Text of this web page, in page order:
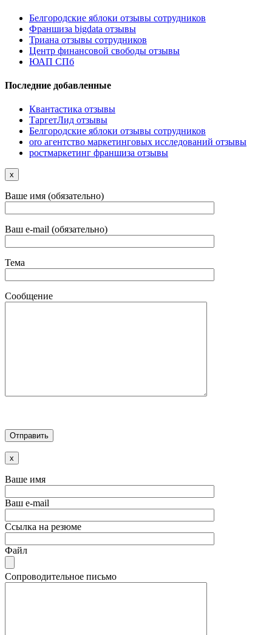
Белгородские яблоки отзывы сотрудников
Франшиза bigdata отзывы
Триана отзывы сотрудников
Центр финансовой свободы отзывы
ЮАП СПб
Последние добавленные
Квантастика отзывы
ТаргетЛид отзывы
Белгородские яблоки отзывы сотрудников
oro агентство маркетинговых исследований отзывы
ростмаркетинг франшиза отзывы
x
Ваше имя (обязательно)
Ваш e-mail (обязательно)
Тема
Сообщение
x
Ваше имя
Ваш e-mail
Ссылка на резюме
Файл
Сопроводительное письмо